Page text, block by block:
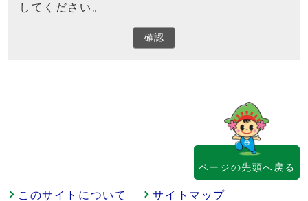
してください。
確認
このサイトについて サイトマップ
ページの先頭へ戻る